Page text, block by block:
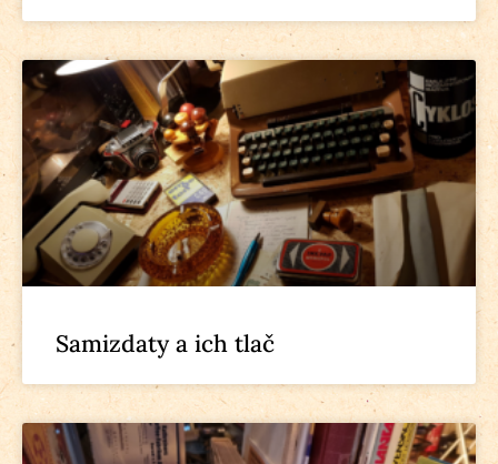
Samizdaty a ich tlač